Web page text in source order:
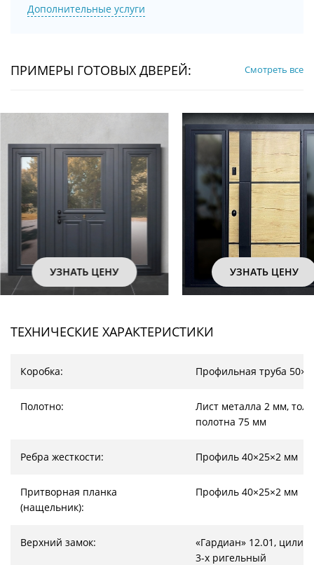
Дополнительные услуги
ПРИМЕРЫ ГОТОВЫХ ДВЕРЕЙ: Смотреть все
УЗНАТЬ ЦЕНУ УЗНАТЬ ЦЕНУ
ТЕХНИЧЕСКИЕ ХАРАКТЕРИСТИКИ
Коробка: Профильная труба
Полотно:
Лист металла 2 мм,
полотна 75 мм
Ребра жесткости: Профиль 40×25×2 мм
Притворная планка
(нащельник):
Профиль 40×25×2 мм
Верхний замок:
«Гардиан» 12.01,
3-х ригельный